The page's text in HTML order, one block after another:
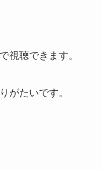
視聴できます。
がたいです。